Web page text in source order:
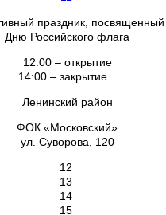
праздник, посвященный
Дню Российского флага
12:00 – открытие
14:00 – закрытие
Ленинский район
ФОК «Московский»
ул. Суворова, 120
12
13
14
15